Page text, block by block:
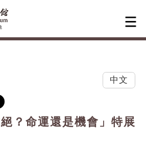
中文
絕？命運還是機會」特展